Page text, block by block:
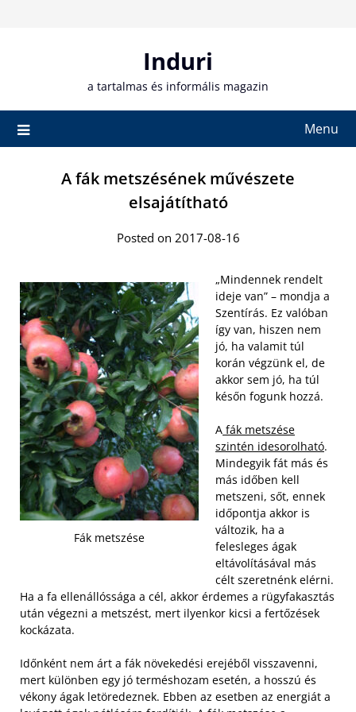
Induri
a tartalmas és informális magazin
Menu
A fák metszésének művészete
elsajátítható
Posted on 2017-08-16
Fák metszése
„Mindennek rendelt
ideje van” – mondja a
Szentírás. Ez valóban
így van, hiszen nem
jó, ha valamit túl
korán végzünk el, de
akkor sem jó, ha túl
későn fogunk hozzá.
A fák metszése
szintén idesorolható.
Mindegyik fát más és
más időben kell
metszeni, sőt, ennek
időpontja akkor is
változik, ha a
felesleges ágak
eltávolításával más
célt szeretnénk elérni.
Ha a fa ellenállóssága a cél, akkor érdemes a rügyfakasztás
után végezni a metszést, mert ilyenkor kicsi a fertőzések
kockázata.
Időnként nem árt a fák növekedési erejéből visszavenni,
mert különben egy jó terméshozam esetén, a hosszú és
vékony ágak letöredeznek. Ebben az esetben az energiát a